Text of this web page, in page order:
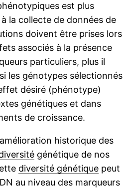
est plus
la collecte de données de
doivent être prises lors
associés à la présence
particuliers, plus il
les génotypes sélectionnés
désiré (phénotype)
génétiques et dans
de croissance.
historique des
génétique de nos
diversité génétiquepeut
au niveau des marqueurs